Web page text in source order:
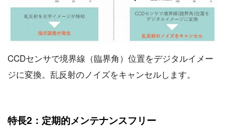
CCDセンサで境界線（臨界角）位置をデジタルイメー
ジに変換。乱反射のノイズをキャンセルします。
特長2：定期的メンテナンスフリー